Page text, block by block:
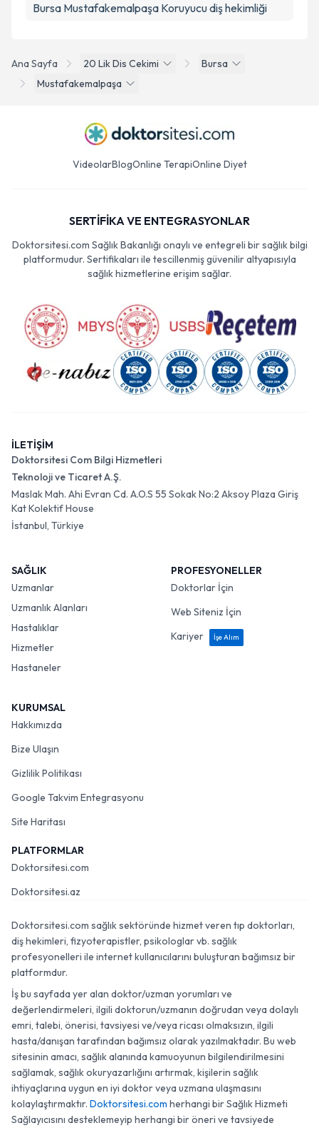
Ana Sayfa 20 Lik Dis Cekimi
Bursa
Mustafakemalpaşa
Bursa Mustafakemalpaşa Koruyucu diş hekimliği
VideolarBlogOnline TerapiOnline Diyet
SERTİFİKA VE ENTEGRASYONLAR
Doktorsitesi.com Sağlık Bakanlığı onaylı ve entegreli bir sağlık bilgi
platformudur. Sertifikaları ile tescillenmiş güvenilir altyapısıyla
sağlık hizmetlerine erişim sağlar.
İLETİŞİM
Doktorsitesi Com Bilgi Hizmetleri
Teknoloji ve Ticaret A.Ş.
Maslak Mah. Ahi Evran Cd. A.O.S 55 Sokak No:2 Aksoy Plaza Giriş
Kat Kolektif House
İstanbul, Türkiye
SAĞLIK
Uzmanlar
Uzmanlık Alanları
Hastalıklar
Hizmetler
Hastaneler
PROFESYONELLER
Doktorlar İçin
Web Siteniz İçin
Kariyer
İşe Alım
KURUMSAL
Hakkımızda
Bize Ulaşın
Gizlilik Politikası
Google Takvim Entegrasyonu
Site Haritası
PLATFORMLAR
Doktorsitesi.com
Doktorsitesi.az
Doktorsitesi.com sağlık sektöründe hizmet veren tıp doktorları,
diş hekimleri, fizyoterapistler, psikologlar vb. sağlık
profesyonelleri ile internet kullanıcılarını buluşturan bağımsız bir
platformdur.
İş bu sayfada yer alan doktor/uzman yorumları ve
değerlendirmeleri, ilgili doktorun/uzmanın doğrudan veya dolaylı
emri, talebi, önerisi, tavsiyesi ve/veya ricası olmaksızın, ilgili
hasta/danışan tarafından bağımsız olarak yazılmaktadır. Bu web
sitesinin amacı, sağlık alanında kamuoyunun bilgilendirilmesini
sağlamak, sağlık okuryazarlığını artırmak, kişilerin sağlık
ihtiyaçlarına uygun en iyi doktor veya uzmana ulaşmasını
kolaylaştırmaktır. Doktorsitesi.com herhangi bir Sağlık Hizmeti
Sağlayıcısını desteklemeyip herhangi bir öneri ve tavsiyede